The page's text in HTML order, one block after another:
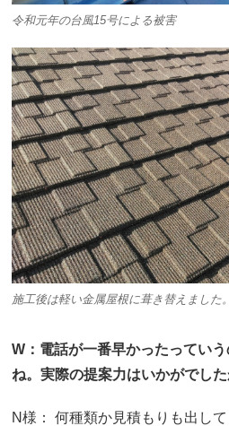
令和元年の台風15号による被害
施工後は軽い金属屋根に葺き替えました。
W：電話が一番早かったってい
ね。実際の提案力はいかがでした
N様： 何種類か見積もりも出し